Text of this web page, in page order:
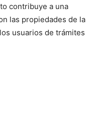
contribuye a una
las propiedades de la
usuarios de trámites